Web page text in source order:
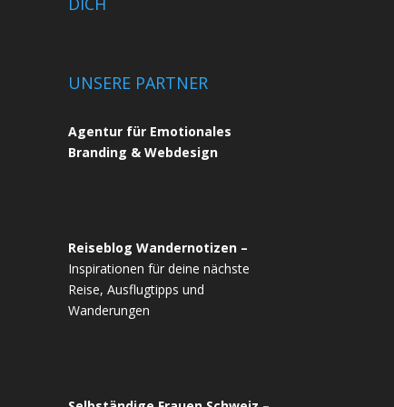
UNSERE PARTNER
Agentur für Emotionales
Branding & Webdesign
Reiseblog Wandernotizen –
Inspirationen für deine nächste
Reise, Ausflugtipps und
Wanderungen